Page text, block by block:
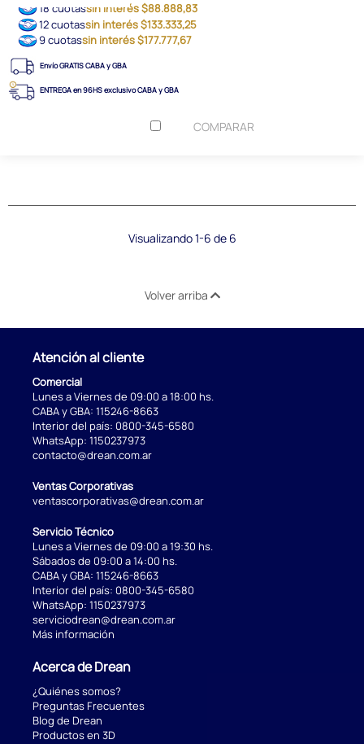
18 cuotassin interés $88.888,83
12 cuotassin interés $133.333,25
9 cuotassin interés $177.777,67
Envío GRATIS CABA y GBA
ENTREGA en 96HS exclusivo CABA y GBA
COMPARAR
Visualizando 1-6 de 6
Volver arriba
Atención al cliente
Comercial
Lunes a Viernes de 09:00 a 18:00 hs.
CABA y GBA: 115246-8663
Interior del país: 0800-345-6580
WhatsApp: 1150237973
contacto@drean.com.ar
Ventas Corporativas
ventascorporativas@drean.com.ar
Servicio Técnico
Lunes a Viernes de 09:00 a 19:30 hs.
Sábados de 09:00 a 14:00 hs.
CABA y GBA: 115246-8663
Interior del país: 0800-345-6580
WhatsApp: 1150237973
serviciodrean@drean.com.ar
Más información
Acerca de Drean
¿Quiénes somos?
Preguntas Frecuentes
Blog de Drean
Productos en 3D